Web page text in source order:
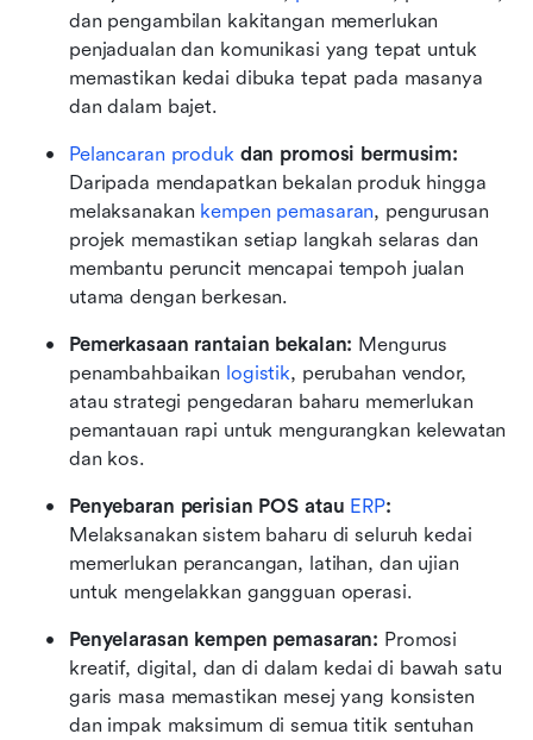
dan pengambilan kakitangan memerlukan
penjadualan dan komunikasi yang tepat untuk
memastikan kedai dibuka tepat pada masanya
dan dalam bajet.
Pelancaran produk dan promosi bermusim:
Daripada mendapatkan bekalan produk hingga
melaksanakan kempen pemasaran, pengurusan
projek memastikan setiap langkah selaras dan
membantu peruncit mencapai tempoh jualan
utama dengan berkesan.
Pemerkasaan rantaian bekalan: Mengurus
penambahbaikan logistik, perubahan vendor,
atau strategi pengedaran baharu memerlukan
pemantauan rapi untuk mengurangkan kelewatan
dan kos.
Penyebaran perisian POS atau ERP:
Melaksanakan sistem baharu di seluruh kedai
memerlukan perancangan, latihan, dan ujian
untuk mengelakkan gangguan operasi.
Penyelarasan kempen pemasaran: Promosi
kreatif, digital, dan di dalam kedai di bawah satu
garis masa memastikan mesej yang konsisten
dan impak maksimum di semua titik sentuhan